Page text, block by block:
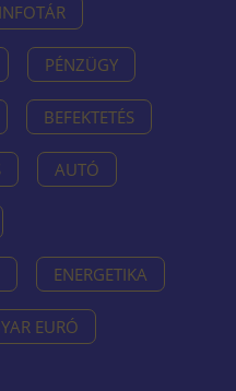
PÉNZÜGY
BEFEKTETÉS
AUTÓ
ENERGETIKA
EURÓ